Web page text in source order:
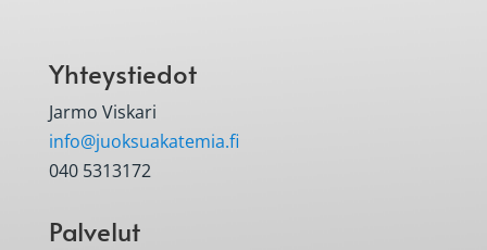
Yhteystiedot
Jarmo Viskari
info@juoksuakatemia.fi
040 5313172
Palvelut